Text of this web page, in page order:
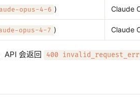
opus-4-6 ) Claude
opus-4-7 ) Claude
API 会返回 400